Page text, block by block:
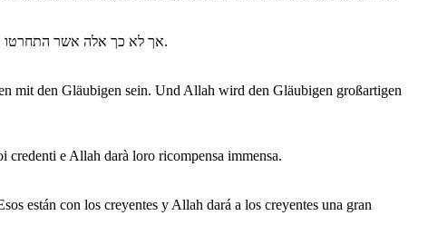
אך לא כך אלה אשר התחרטו בכנות ואחזו(סמכו על) באללה, ודבקו והתמסרו באמונה באללה, אלה יהיו עם המאמינים(בעולם הזה ובעולם הבא). אללה יעניק למאמינים גמול אדיר.
mit den Gläubigen sein. Und Allah wird den Gläubigen großartigen
e Allah darà loro ricompensa immensa.
están con los creyentes y Allah dará a los creyentes una gran